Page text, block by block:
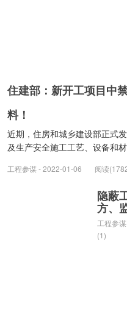
住建部：新开工项目中
料！
近期，住房和城乡建设部正式
及生产安全施工工艺、设备和
工程参谋 - 2022-01-06 阅读
隐蔽
方、
工程参
(1)